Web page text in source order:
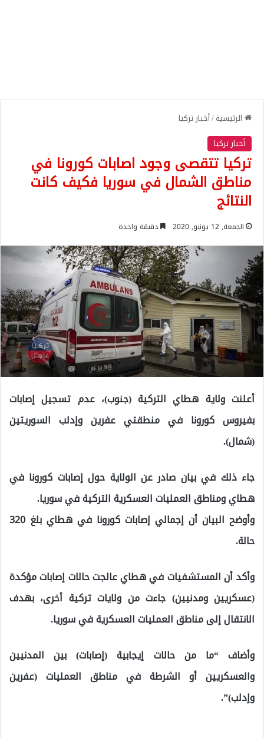
الرئيسية/أخبار تركيا
أخبار تركيا
تركيا تتقصى وجود اصابات كورونا في
مناطق الشمال في سوريا فكيف كانت
النتائج
الجمعة, 12 يونيو, 2020 دقيقة واحدة
أعلنت ولاية هطاي التركية (جنوب)، عدم تسجيل إصابات
بفيروس كورونا في منطقتي عفرين وإدلب السوريتين
(شمال).
جاء ذلك في بيان صادر عن الولاية حول إصابات كورونا في
هطاي ومناطق العمليات العسكرية التركية في سوريا.
وأوضح البيان أن إجمالي إصابات كورونا في هطاي بلغ 320
حالة.
وأكد أن المستشفيات في هطاي عالجت حالات إصابات مؤكدة
(عسكريين ومدنيين) جاءت من ولايات تركية أخرى، بهدف
الانتقال إلى مناطق العمليات العسكرية في سوريا.
وأضاف “ما من حالات إيجابية (إصابات) بين المدنيين
والعسكريين أو الشرطة في مناطق العمليات (عفرين
وإدلب)”.